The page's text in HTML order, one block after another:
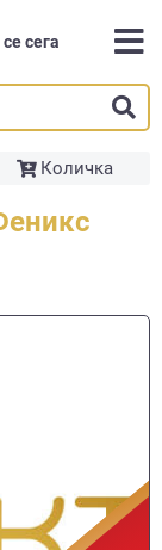
сега
Количка